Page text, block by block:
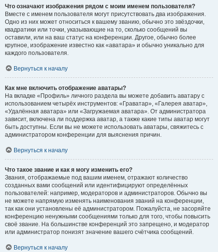
Что означают изображения рядом с моим именем пользователя?
Вместе с именем пользователя могут присутствовать два изображения.
Одно из них может относиться к вашему званию, обычно это звёздочки,
квадратики или точки, указывающие на то, сколько сообщений вы
оставили, или на ваш статус на конференции. Другое, обычно более
крупное, изображение известно как «аватара» и обычно уникально для
каждого пользователя.
Вернуться к началу
Как мне включить отображение аватары?
На вкладке «Профиль» личного раздела вы можете добавить аватару с
использованием четырёх инструментов: «Граватар», «Галерея аватар»,
«Удалённая аватара» или «Загружаемая аватара». От администратора
зависит, включена ли поддержка аватар, а также какие типы аватар могут
быть доступны. Если вы не можете использовать аватары, свяжитесь с
администратором конференции для выяснения причин.
Вернуться к началу
Что такое звание и как я могу изменить его?
Звания, отображаемые под вашим именем, отражают количество
созданных вами сообщений или идентифицируют определённых
пользователей: например, модераторов и администраторов. Обычно вы
не можете напрямую изменять наименования званий на конференции,
так как они установлены её администратором. Пожалуйста, не засоряйте
конференцию ненужными сообщениями только для того, чтобы повысить
своё звание. На большинстве конференций это запрещено, и модератор
или администратор понизят значение вашего счётчика сообщений.
Вернуться к началу